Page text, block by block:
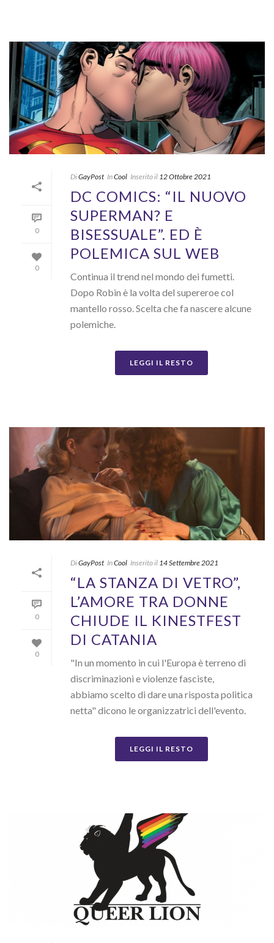
0
0
DiGayPost InCool Inserito il 12 Ottobre 2021
DC COMICS: “IL NUOVO
SUPERMAN? E
BISESSUALE”. ED È
POLEMICA SUL WEB
Continua il trend nel mondo dei fumetti.
Dopo Robin è la volta del supereroe col
mantello rosso. Scelta che fa nascere alcune
polemiche.
LEGGI IL RESTO
0
0
DiGayPost InCool Inserito il 14 Settembre 2021
“LA STANZA DI VETRO”,
L’AMORE TRA DONNE
CHIUDE IL KINESTFEST
DI CATANIA
"In un momento in cui l'Europa è terreno di
discriminazioni e violenze fasciste,
abbiamo scelto di dare una risposta politica
netta" dicono le organizzatrici dell'evento.
LEGGI IL RESTO